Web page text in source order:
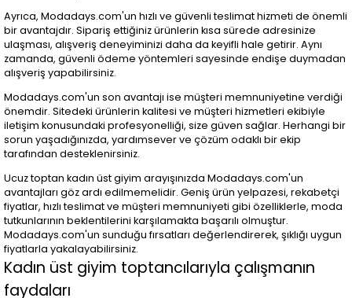
Ayrıca, Modadays.com'un hızlı ve güvenli teslimat hizmeti de önemli
bir avantajdır. Sipariş ettiğiniz ürünlerin kısa sürede adresinize
ulaşması, alışveriş deneyiminizi daha da keyifli hale getirir. Aynı
zamanda, güvenli ödeme yöntemleri sayesinde endişe duymadan
alışveriş yapabilirsiniz.
Modadays.com'un son avantajı ise müşteri memnuniyetine verdiği
önemdir. Sitedeki ürünlerin kalitesi ve müşteri hizmetleri ekibiyle
iletişim konusundaki profesyonelliği, size güven sağlar. Herhangi bir
sorun yaşadığınızda, yardımsever ve çözüm odaklı bir ekip
tarafından desteklenirsiniz.
Ucuz toptan kadın üst giyim arayışınızda Modadays.com'un
avantajları göz ardı edilmemelidir. Geniş ürün yelpazesi, rekabetçi
fiyatlar, hızlı teslimat ve müşteri memnuniyeti gibi özelliklerle, moda
tutkunlarının beklentilerini karşılamakta başarılı olmuştur.
Modadays.com'un sunduğu fırsatları değerlendirerek, şıklığı uygun
fiyatlarla yakalayabilirsiniz.
Kadın üst giyim toptancılarıyla çalışmanın
faydaları